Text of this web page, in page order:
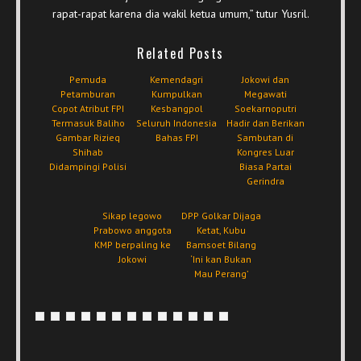
rapat-rapat karena dia wakil ketua umum,” tutur Yusril.
Related Posts
Pemuda
Petamburan
Copot Atribut FPI
Termasuk Baliho
Gambar Rizieq
Shihab
Didampingi Polisi
Kemendagri
Kumpulkan
Kesbangpol
Seluruh Indonesia
Bahas FPI
Jokowi dan
Megawati
Soekarnoputri
Hadir dan Berikan
Sambutan di
Kongres Luar
Biasa Partai
Gerindra
Sikap legowo
Prabowo anggota
KMP berpaling ke
Jokowi
DPP Golkar Dijaga
Ketat, Kubu
Bamsoet Bilang
‘Ini kan Bukan
Mau Perang’